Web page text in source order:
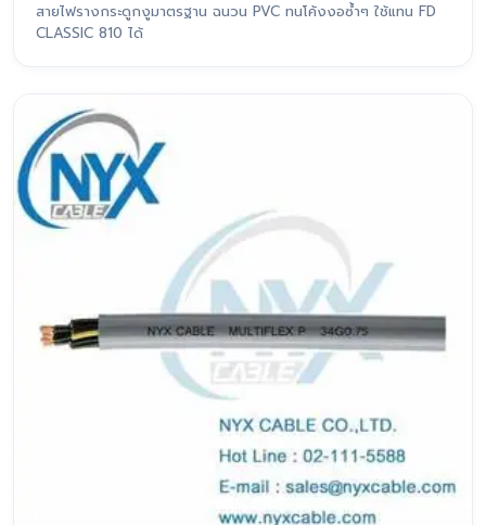
สายไฟรางกระดูกงูมาตรฐาน ฉนวน PVC ทนโค้งงอซ้ำๆ ใช้แทน FD
CLASSIC 810 ได้